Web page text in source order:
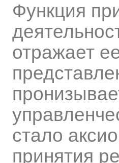
Функция
отражает
стало
принятия